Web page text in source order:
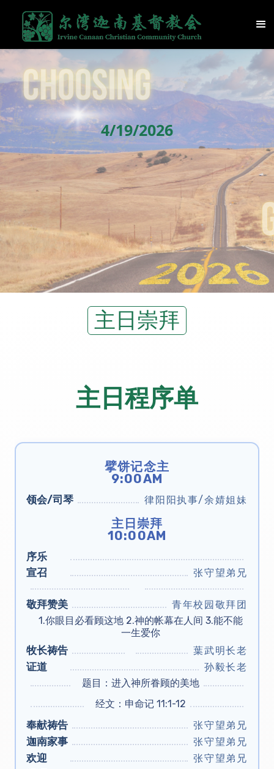
4/19/2026
主日崇拜
主日程序单
擘饼记念主
9:00AM
领会/司琴 律阳阳执事/余婧姐妹
主日崇拜
10:00AM
序乐
宣召
张守望弟兄
敬拜赞美
青年校园敬拜团
1.你眼目必看顾这地 2.神的帐幕在人间 3.能不能
一生爱你
牧长祷告 葉武明长老
证道
孙毅长老
题目：进入神所眷顾的美地
经文：申命记 11:1-12
奉献祷告 张守望弟兄
迦南家事 张守望弟兄
欢迎 张守望弟兄